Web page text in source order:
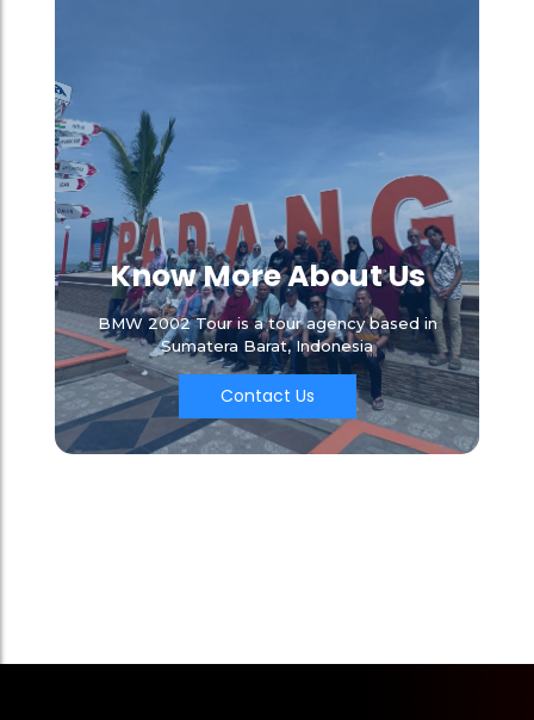
Know More About Us
BMW 2002 Tour is a tour agency based in
Sumatera Barat, Indonesia
Contact Us